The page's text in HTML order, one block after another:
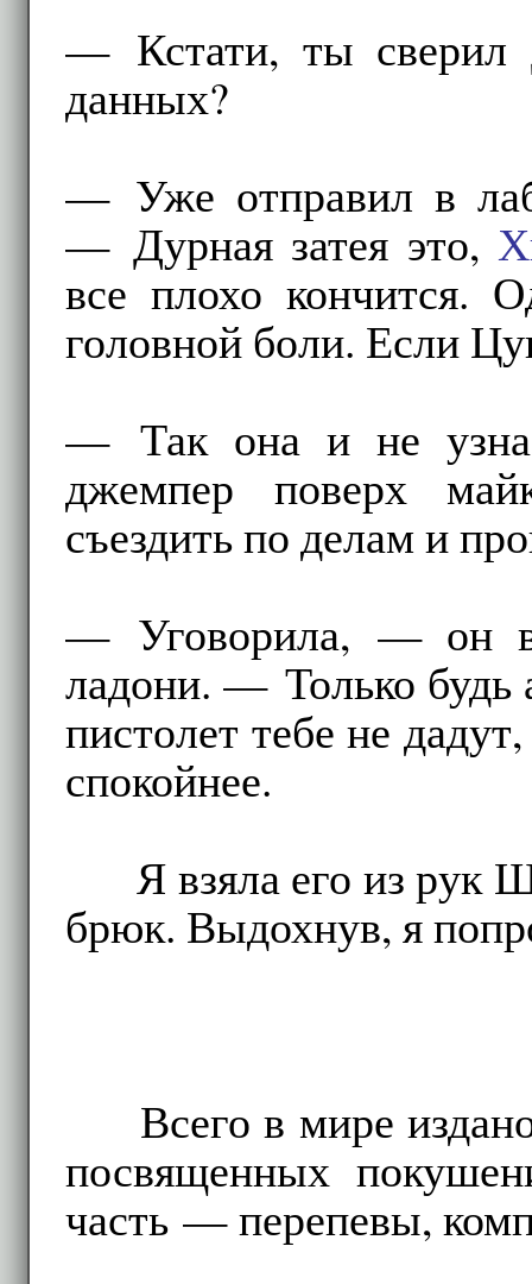
— Кстати, ты сверил
данных?
— Уже отправил в
— Дурная затея это,
все плохо кончится.
головной боли. Если
— Так она и не
джемпер поверх
съездить по делам и
— Уговорила, — он в
ладони. — Только будь
пистолет тебе не
спокойнее.
Я взяла его из рук
брюк. Выдохнув, я
Всего в мире
посвященных
часть — перепевы,